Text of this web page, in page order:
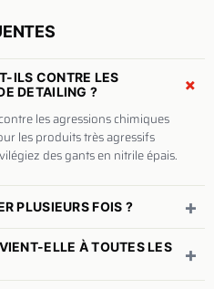
ILS CONTRE LES
DETAILING ?
+
les agressions chimiques
les produits très agressifs
des gants en nitrile épais.
PLUSIEURS FOIS ? +
ELLE À TOUTES LES
+